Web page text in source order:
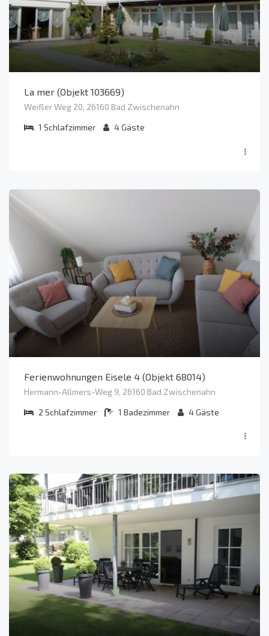
La mer (Objekt 103669)
Weißer Weg 20, 26160 Bad Zwischenahn
1 Schlafzimmer 4Gäste
Ferienwohnungen Eisele 4 (Objekt 68014)
Hermann-Allmers-Weg 9, 26160 Bad Zwischenahn
2 Schlafzimmer 1 Badezimmer 4Gäste